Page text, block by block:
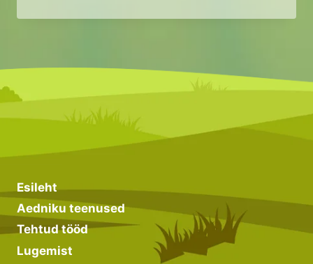
PÕÕSASTE
Esileht
Aedniku teenused
Tehtud tööd
Lugemist